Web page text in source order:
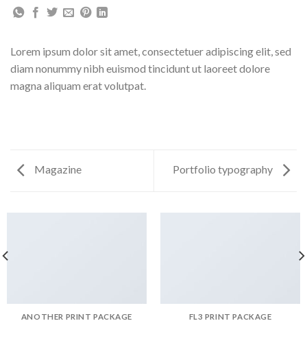
Lorem ipsum dolor sit amet, consectetuer adipiscing elit, sed
diam nonummy nibh euismod tincidunt ut laoreet dolore
magna aliquam erat volutpat.
Magazine Portfolio typography
ANOTHER PRINT PACKAGE FL3 PRINT PACKAGE